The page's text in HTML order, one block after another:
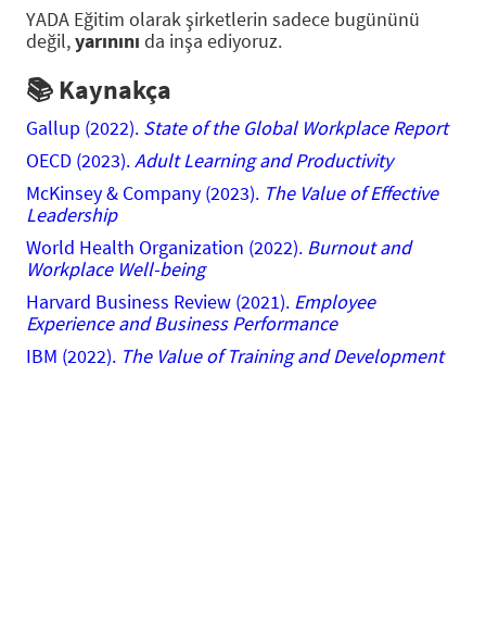
YADA Eğitim olarak şirketlerin sadece bugününü
değil,yarınını da inşa ediyoruz.
📚 Kaynakça
Gallup (2022). State of the Global Workplace Report
OECD (2023).Adult Learning and Productivity
McKinsey & Company (2023). The Value of Effective
Leadership
World Health Organization (2022). Burnout and
Workplace Well-being
Harvard Business Review (2021). Employee
Experience and Business Performance
IBM (2022). The Value of Training and Development